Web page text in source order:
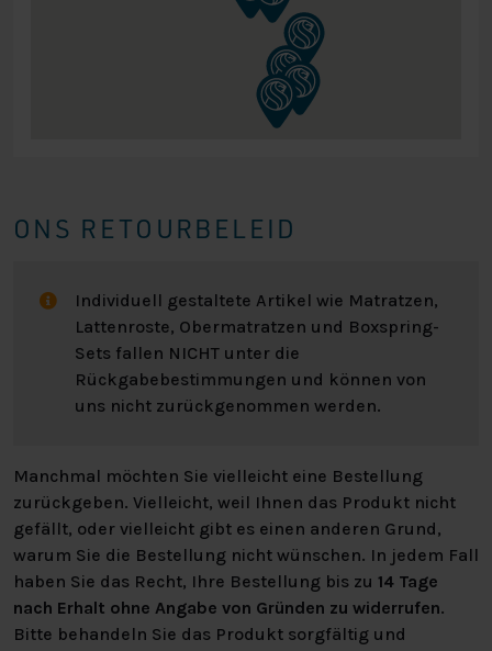
Bei diesem Boxspringbett kannst du aus mehreren
Kopfteilen wählen. So kannst du dein Hälsing 7000
ca. 13 cm dick. Einige Kopfteile haben einen höheren
FARBE
In unserem Webshop kannst du aus 2 Stoffarten
wählen, das sind unsere meistverkauften Stoffe. Du
oder einem pflegeleichten Stoff namens: Preston
wählen. Wenn du mehr Stoffmuster sehen möchtest,
besuche bitte einen unserer Läden. Du kannst jederzeit
die auf dem Foto abgebildete Farbe bestellen, die wir
dir zur Auswahl stellen.
Natürlich findest du bei Nederlands Slaapcentrum
ONS RETOURBELEID
Individuell gestaltete Artikel wie Matratzen,
Lattenroste, Obermatratzen und Boxspring-
Sets fallen NICHT unter die
Rückgabebestimmungen und können von
uns nicht zurückgenommen werden.
Manchmal möchten Sie vielleicht eine Bestellung
zurückgeben. Vielleicht, weil Ihnen das Produkt nicht
gefällt, oder vielleicht gibt es einen anderen Grund,
warum Sie die Bestellung nicht wünschen. In jedem Fall
haben Sie das Recht, Ihre Bestellung bis zu 14 Tage
nach Erhalt ohne Angabe von Gründen zu widerrufen.
Bitte behandeln Sie das Produkt sorgfältig und